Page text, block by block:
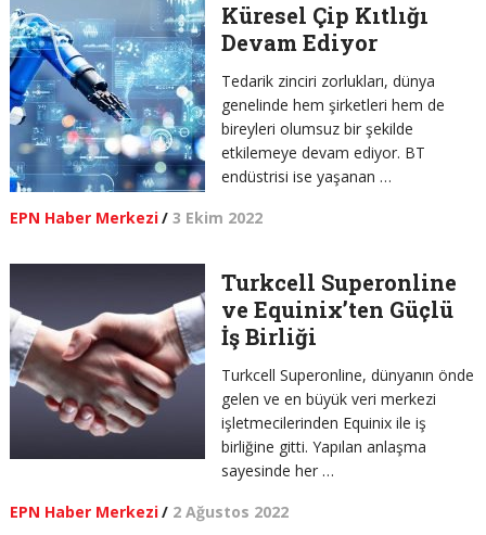
Küresel Çip Kıtlığı
Devam Ediyor
Tedarik zinciri zorlukları, dünya
genelinde hem şirketleri hem de
bireyleri olumsuz bir şekilde
etkilemeye devam ediyor. BT
endüstrisi ise yaşanan …
EPN Haber Merkezi/ 3 Ekim 2022
Turkcell Superonline
ve Equinix’ten Güçlü
İş Birliği
Turkcell Superonline, dünyanın önde
gelen ve en büyük veri merkezi
işletmecilerinden Equinix ile iş
birliğine gitti. Yapılan anlaşma
sayesinde her …
EPN Haber Merkezi/ 2 Ağustos 2022